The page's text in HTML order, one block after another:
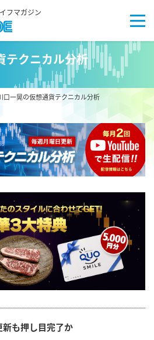
フマガジン
テクニカル分析
一晃の仮想通貨テクニカル分析
も押し目完了か